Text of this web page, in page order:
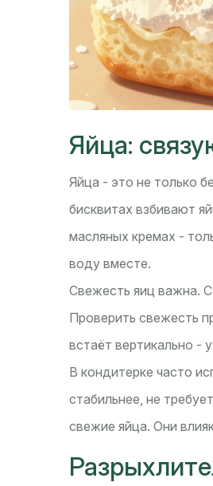
Яйца:
Яйца - это не только
бисквитах взбивают
масляных кремах -
воду вместе.
Свежесть яиц важна.
Проверить свежесть
встаёт вертикально -
В кондитерке часто
стабильнее, не
свежие яйца. Они